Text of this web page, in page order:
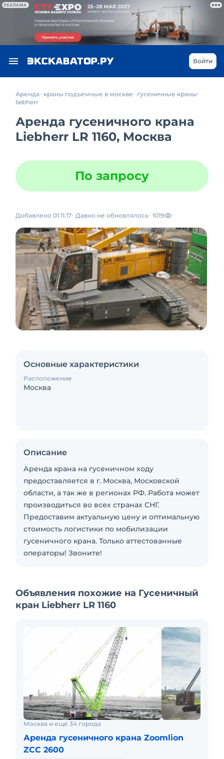
РЕКЛАМА
Войти
Аренда краны подъемные в москве
гусеничные краны
liebherr
Аренда гусеничного крана
Liebherr LR 1160, Москва
По запросу
Добавлено 01.11.17 Давно не обновлялось 1019
Основные характеристики
Расположение
Москва
Описание
Аренда крана на гусеничном ходу
предоставляется в г. Москва, Московской
области, а так же в регионах РФ. Работа может
производиться во всех странах СНГ.
Предоставим актуальную цену и оптимальную
стоимость логистики по мобилизации
гусеничного крана. Только аттестованные
операторы! Звоните!
Объявления похожие на Гусеничный
кран Liebherr LR 1160
Москва и ещё 34 города
Аренда гусеничного крана Zoomlion
ZCC 2600